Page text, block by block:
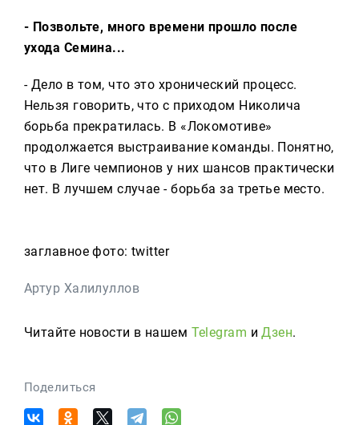
- Позвольте, много времени прошло после
ухода Семина...
- Дело в том, что это хронический процесс.
Нельзя говорить, что с приходом Николича
борьба прекратилась. В «Локомотиве»
продолжается выстраивание команды. Понятно,
что в Лиге чемпионов у них шансов практически
нет. В лучшем случае - борьба за третье место.
заглавное фото: twitter
Артур Халилуллов
Читайте новости в нашем Telegram иДзен.
Поделиться